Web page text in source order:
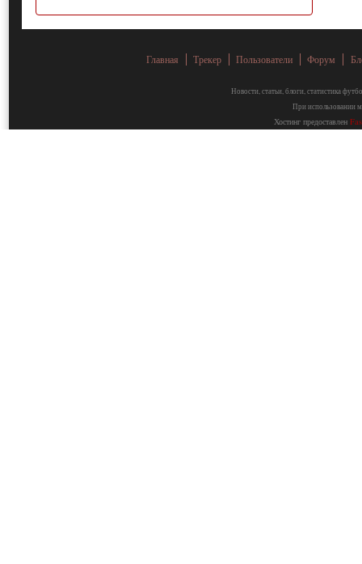
Главная Трекер Пользователи Форум
Новости, статьи, блоги, статистика
При использовании
Хостинг предоставлен